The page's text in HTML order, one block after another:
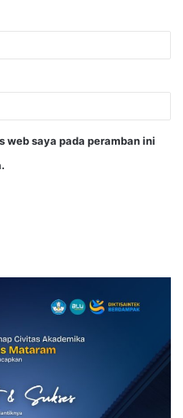
web saya pada peramban ini